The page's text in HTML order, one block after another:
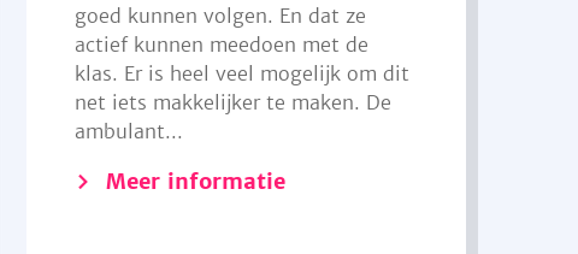
goed kunnen volgen. En dat ze
actief kunnen meedoen met de
klas. Er is heel veel mogelijk om dit
net iets makkelijker te maken. De
ambulant...
Meer informatie